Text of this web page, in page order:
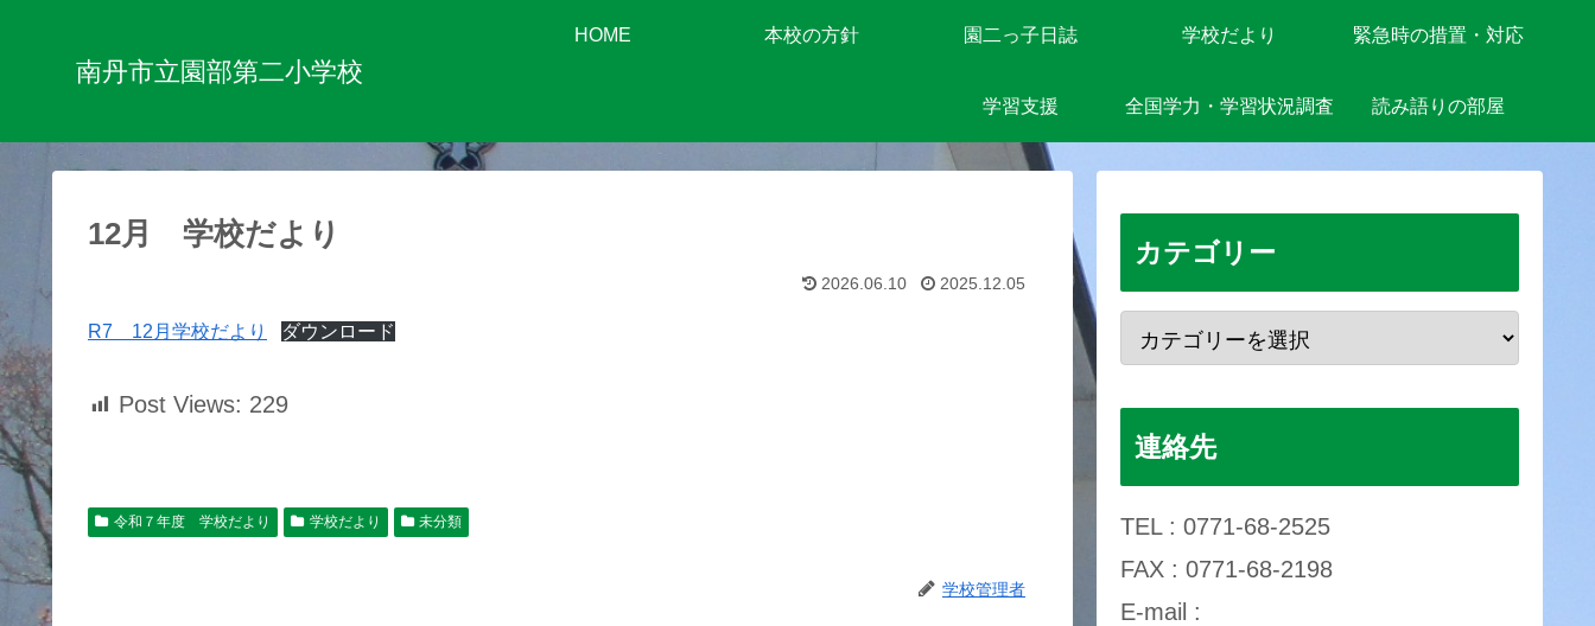
南丹市立園部第二小学校
HOME 本校の方針 園二っ子日誌 学校だより 緊急時の措置・対応
学習支援 全国学力・学習状況調査 読み語りの部屋
12月 学校だより
2026.06.10 2025.12.05
R7 12月学校だより ダウンロード
Post Views: 229
令和７年度 学校だより 学校だより 未分類
学校管理者
カテゴリー
連絡先
TEL : 0771-68-2525
FAX : 0771-68-2198
E-mail :